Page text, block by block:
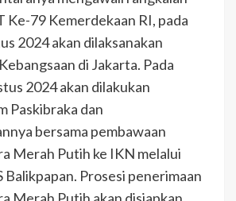
Ke-79 Kemerdekaan RI, pada
2024 akan dilaksanakan
di Jakarta. Pada
2024 akan dilakukan
Paskibraka dan
bersama pembawaan
Merah Putih ke IKN melalui
Balikpapan. Prosesi penerimaan